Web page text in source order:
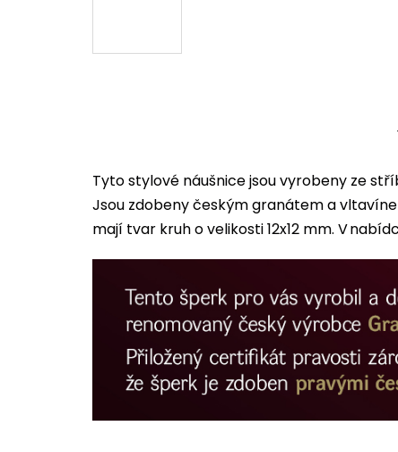
Tyto stylové náušnice jsou vyrobeny ze
Jsou zdobeny českým granátem a
mají tvar kruh o velikosti 12x12 mm. V